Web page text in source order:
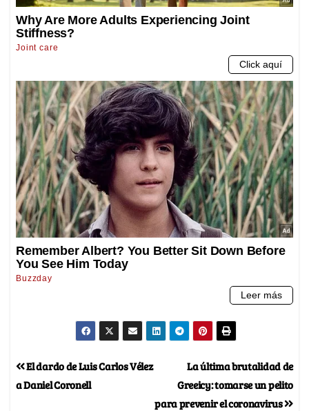
La última brutalidad de
Greeicy: tomarse un pelito
para prevenir el coronavirus
El dardo de Luis Carlos Vélez
a Daniel Coronell